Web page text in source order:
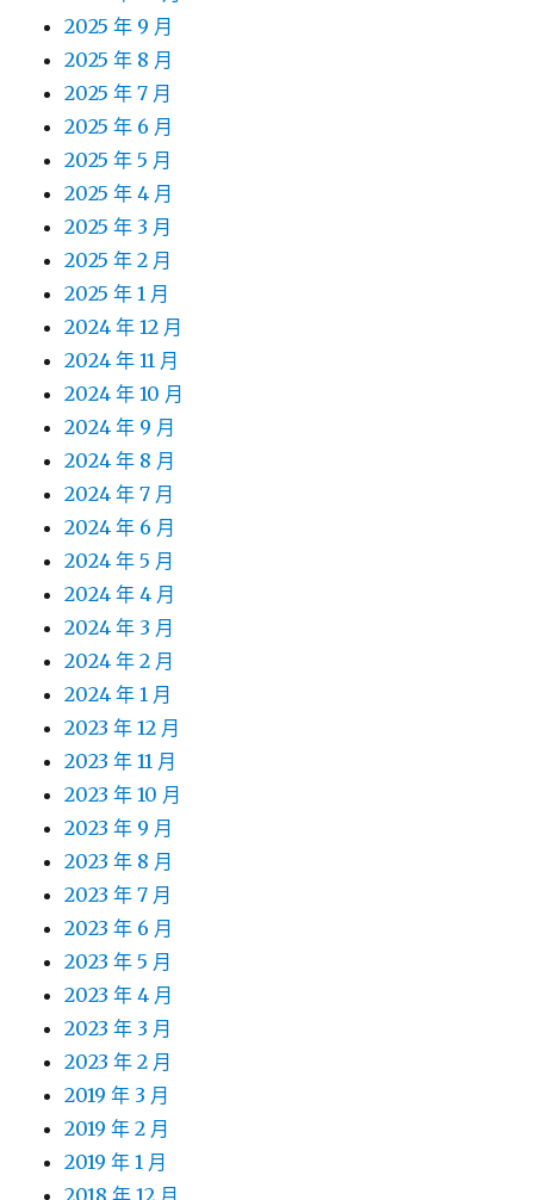
2025 年 9 月
2025 年 8 月
2025 年 7 月
2025 年 6 月
2025 年 5 月
2025 年 4 月
2025 年 3 月
2025 年 2 月
2025 年 1 月
2024 年 12 月
2024 年 11 月
2024 年 10 月
2024 年 9 月
2024 年 8 月
2024 年 7 月
2024 年 6 月
2024 年 5 月
2024 年 4 月
2024 年 3 月
2024 年 2 月
2024 年 1 月
2023 年 12 月
2023 年 11 月
2023 年 10 月
2023 年 9 月
2023 年 8 月
2023 年 7 月
2023 年 6 月
2023 年 5 月
2023 年 4 月
2023 年 3 月
2023 年 2 月
2019 年 3 月
2019 年 2 月
2019 年 1 月